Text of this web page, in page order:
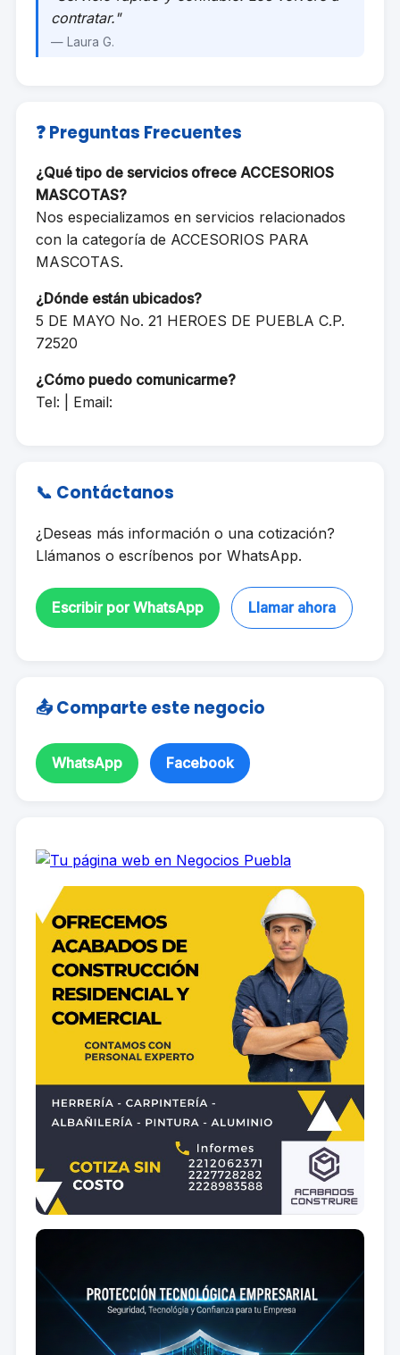
contratar."
— Laura G.
❓ Preguntas Frecuentes
¿Qué tipo de servicios ofrece ACCESORIOS
MASCOTAS?
Nos especializamos en servicios relacionados
con la categoría de ACCESORIOS PARA
MASCOTAS.
¿Dónde están ubicados?
5 DE MAYO No. 21 HEROES DE PUEBLA C.P.
72520
¿Cómo puedo comunicarme?
Tel: | Email:
📞 Contáctanos
¿Deseas más información o una cotización?
Llámanos o escríbenos por WhatsApp.
Escribir por WhatsApp Llamar ahora
📤 Comparte este negocio
WhatsApp Facebook